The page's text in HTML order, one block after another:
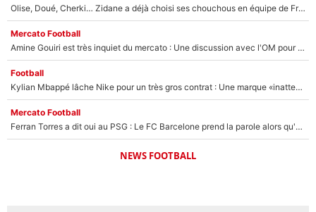
Olise, Doué, Cherki… Zidane a déjà choisi ses chouchous en équipe de France ? L’IA annonce des surprises sans Kylian Mbappé !
Mercato Football
Amine Gouiri est très inquiet du mercato : Une discussion avec l'OM pour acter son transfert !
Football
Kylian Mbappé lâche Nike pour un très gros contrat : Une marque «inattendue» va frapper très fort
Mercato Football
Ferran Torres a dit oui au PSG : Le FC Barcelone prend la parole alors qu'un transfert de l'attaquant espagnol prend forme
NEWS FOOTBALL